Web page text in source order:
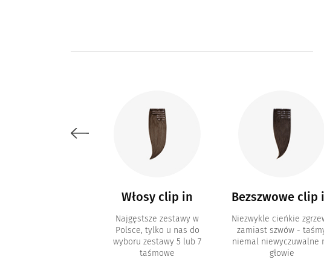
Włosy clip in
Najgęstsze zestawy w
Polsce, tylko u nas do
wyboru zestawy 5 lub 7
taśmowe
Bezszwowe clip
Niezwykle cieńkie
zamiast szwów -
niemal niewyczuwalne
głowie